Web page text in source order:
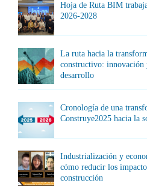
Hoja de Ruta BIM
2026-2028
La ruta hacia la
constructivo: innovación
desarrollo
Cronología de una
Construye2025 hacia la
Industrialización y
cómo reducir los
construcción